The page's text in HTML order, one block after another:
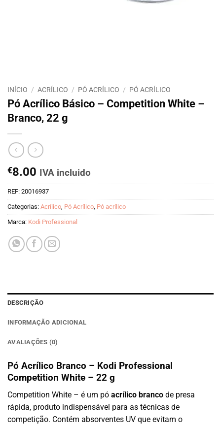
INÍCIO / ACRÍLICO / PÓ ACRÍLICO / PÓ ACRÍLICO
Pó Acrílico Básico – Competition White –
Branco, 22 g
€8.00 IVA incluido
REF: 20016937
Categorias: Acrílico, Pó Acrílico, Pó acrílico
Marca: Kodi Professional
DESCRIÇÃO
INFORMAÇÃO ADICIONAL
AVALIAÇÕES (0)
Pó Acrílico Branco – Kodi Professional
Competition White – 22 g
Competition White – é um pó acrílico branco de presa
rápida, produto indispensável para as técnicas de
competição. Contém absorventes UV que evitam o